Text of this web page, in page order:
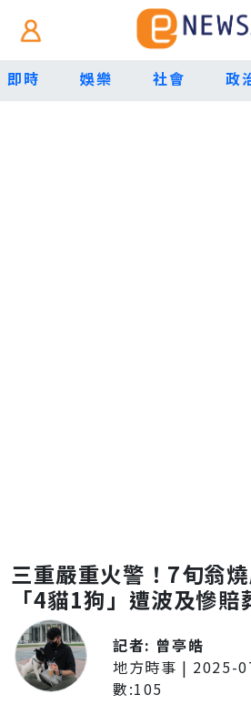
即時 娛樂 社會 政
三重嚴重火警！7旬翁
「4貓1狗」遭波及慘賠
記者: 曾亭皓
地方時事 | 2025-
數:105